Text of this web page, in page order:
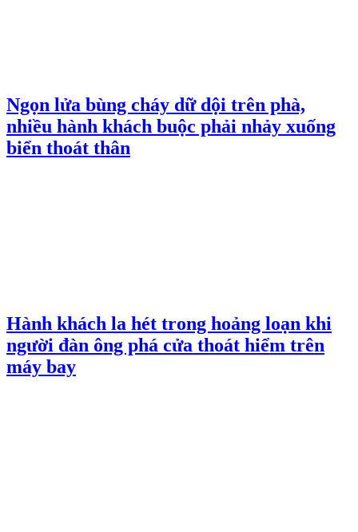
Ngọn lửa bùng cháy dữ dội trên phà,
nhiều hành khách buộc phải nhảy xuống
biển thoát thân
Hành khách la hét trong hoảng loạn khi
người đàn ông phá cửa thoát hiểm trên
máy bay